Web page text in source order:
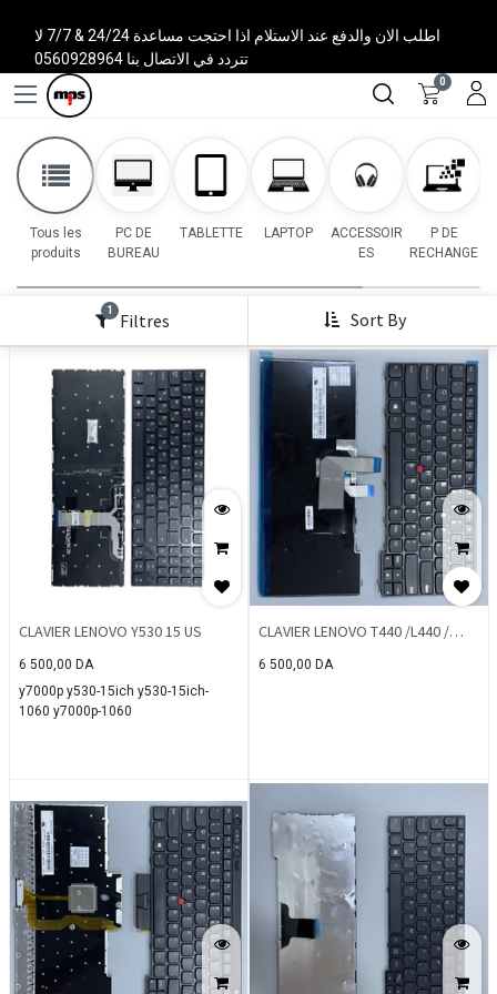
اطلب الان والدفع عند الاستلام اذا احتجت مساعدة 24/24 & 7/7 لا
تتردد في الاتصال بنا 0560928964
0
Tous les
produits
PC DE
BUREAU
TABLETTE LAPTOP
ACCESSOIR
ES
P DE
RECHANGE
1 Filtres Sort By
CLAVIER LENOVO Y530 15 US
6 500,00 DA
y7000p y530-15ich y530-15ich-
1060 y7000p-1060
CLAVIER LENOVO T440 /L440 /
6 500,00 DA